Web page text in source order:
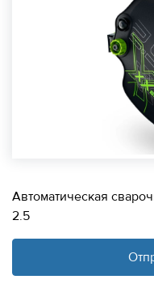
Автоматическая
2.5